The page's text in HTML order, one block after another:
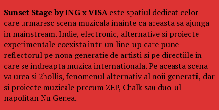
Sunset Stage by ING x VISA este spatiul dedicat celor
care urmaresc scena muzicala inainte ca aceasta sa ajunga
in mainstream. Indie, electronic, alternative si proiecte
experimentale coexista intr-un line-up care pune
reflectorul pe noua generatie de artisti si pe directiile in
care se indreapta muzica internationala. Pe aceasta scena
va urca si 2hollis, fenomenul alternativ al noii generatii, dar
si proiecte muzicale precum ZEP, Chalk sau duo-ul
napolitan Nu Genea.